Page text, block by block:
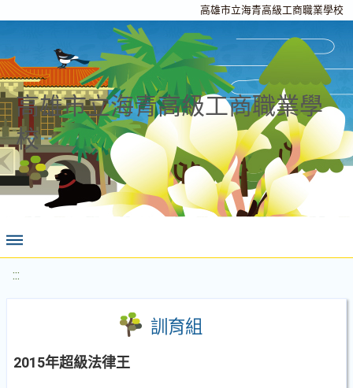
高雄市立海青高級工商職業學校
高雄市立海青高級工商職業學
校
:::
訓育組
2015年超級法律王